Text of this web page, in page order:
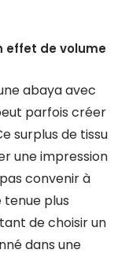
effet de volume
abaya avec
parfois créer
surplus de tissu
une impression
convenir à
tenue plus
de choisir un
dans une